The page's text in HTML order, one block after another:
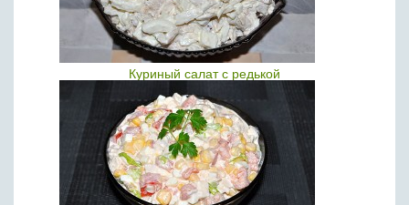
Куриный салат с редькой